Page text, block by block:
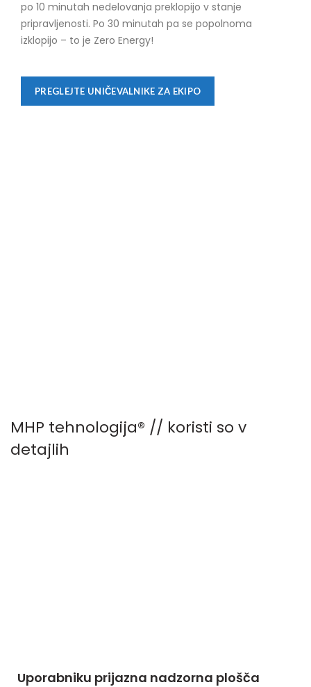
po 10 minutah nedelovanja preklopijo v stanje
pripravljenosti. Po 30 minutah pa se popolnoma
izklopijo – to je Zero Energy!
PREGLEJTE UNIČEVALNIKE ZA EKIPO
MHP tehnologija® // koristi so v
detajlih
Uporabniku prijazna nadzorna plošča